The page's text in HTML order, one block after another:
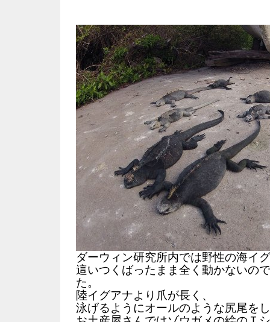
ダーウィン研究所内では野性の海イ
這いつくばったまま全く動かないの
た。
陸イグアナより爪が長く、
泳げるようにオールのような尻尾を